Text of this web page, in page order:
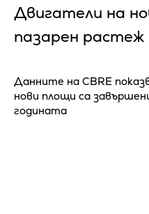
Двигатели на
пазарен растеж
Данните на CBRE
нови площи са
годината